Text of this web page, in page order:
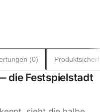
(0)
die Festspielstadt